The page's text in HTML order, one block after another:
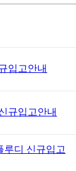
입고안내
규입고안내
루디 신규입고